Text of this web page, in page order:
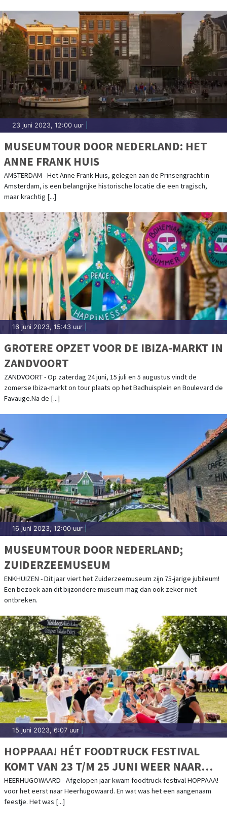
23 juni 2023, 12:00 uur
MUSEUMTOUR DOOR NEDERLAND: HET
ANNE FRANK HUIS
AMSTERDAM - Het Anne Frank Huis, gelegen aan de Prinsengracht in
Amsterdam, is een belangrijke historische locatie die een tragisch,
maar krachtig [...]
16 juni 2023, 15:43 uur
GROTERE OPZET VOOR DE IBIZA-MARKT IN
ZANDVOORT
ZANDVOORT - Op zaterdag 24 juni, 15 juli en 5 augustus vindt de
zomerse Ibiza-markt on tour plaats op het Badhuisplein en Boulevard de
Favauge.Na de [...]
16 juni 2023, 12:00 uur
MUSEUMTOUR DOOR NEDERLAND;
ZUIDERZEEMUSEUM
ENKHUIZEN - Dit jaar viert het Zuiderzeemuseum zijn 75-jarige jubileum!
Een bezoek aan dit bijzondere museum mag dan ook zeker niet
ontbreken.
15 juni 2023, 6:07 uur
HOPPAAA! HÉT FOODTRUCK FESTIVAL
KOMT VAN 23 T/M 25 JUNI WEER NAAR
HEERHUGOWAARD
HEERHUGOWAARD - Afgelopen jaar kwam foodtruck festival HOPPAAA!
voor het eerst naar Heerhugowaard. En wat was het een aangenaam
feestje. Het was [...]